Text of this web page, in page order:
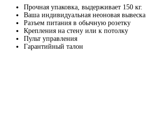
Прочная упаковка, выдерживает 150 кг.
Ваша индивидуальная неоновая вывеска
Разъем питания в обычную розетку
Крепления на стену или к потолку
Пульт управления
Гарантийный талон